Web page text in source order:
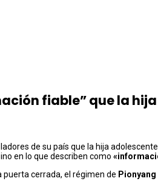
fiable” que la
de su país que la hija
en lo que describen como
cerrada, el régimen de Pionyang